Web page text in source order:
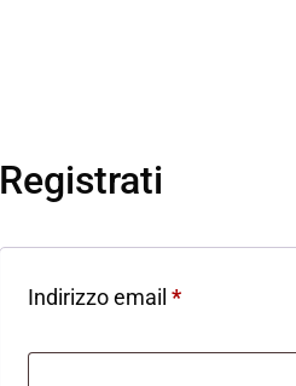
Registrati
Indirizzo email*